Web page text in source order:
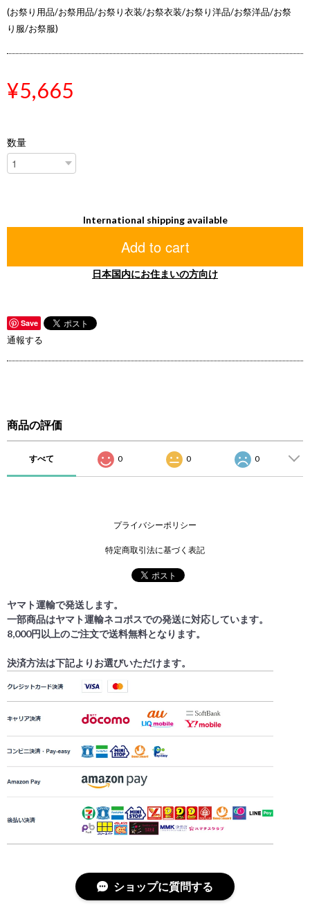
(お祭り用品/お祭用品/お祭り衣装/お祭衣装/お祭り洋品/お祭洋品/お祭
り服/お祭服)
¥5,665
数量
International shipping available
Add to cart
日本国内にお住まいの方向け
Save
通報する
商品の評価
すべて 0 0 0
プライバシーポリシー
特定商取引法に基づく表記
ヤマト運輸で発送します。
一部商品はヤマト運輸ネコポスでの発送に対応しています。
8,000円以上のご注文で送料無料となります。
決済方法は下記よりお選びいただけます。
ショップに質問する